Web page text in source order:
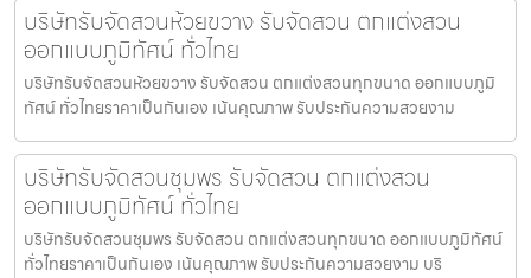
บริษัทรับจัดสวนห้วยขวาง รับจัดสวน ตกแต่งสวน
ออกแบบภูมิทัศน์ ทั่วไทย
บริษัทรับจัดสวนห้วยขวาง รับจัดสวน ตกแต่งสวนทุกขนาด ออกแบบภูมิ
ทัศน์ ทั่วไทยราคาเป็นกันเอง เน้นคุณภาพ รับประกันความสวยงาม
บริษัทรับจัดสวนชุมพร รับจัดสวน ตกแต่งสวน
ออกแบบภูมิทัศน์ ทั่วไทย
บริษัทรับจัดสวนชุมพร รับจัดสวน ตกแต่งสวนทุกขนาด ออกแบบภูมิทัศน์
ทั่วไทยราคาเป็นกันเอง เน้นคุณภาพ รับประกันความสวยงาม บริ